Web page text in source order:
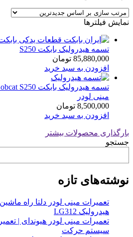
latest
نمایش فیلترها
تسمه هیدرولیک بابکت S250
85,880,000 تومان
افزودن به سبد خرید
مینی لودر
8,500,000 تومان
افزودن به سبد خرید
بارگذاری محصولات بیشتر
جستجو
نوشته‌های تازه
تعمیرات مینی لودر دلتا راه
هیدرولیک LG312
تعمیرات مینی لودر هیوندای |
سیستم حرکت